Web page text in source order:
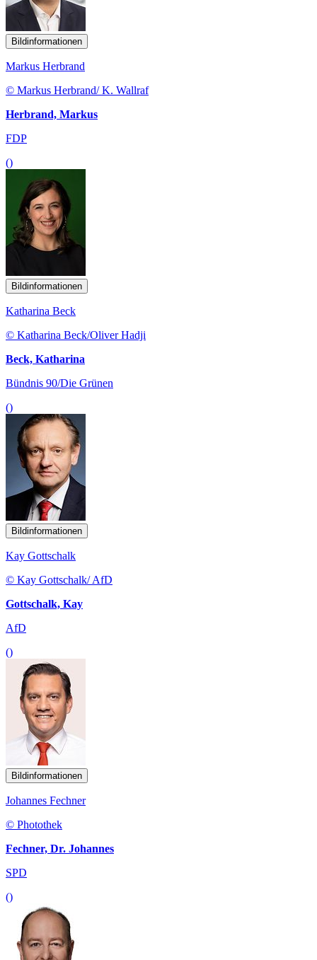
Bildinformationen
Markus Herbrand
© Markus Herbrand/ K. Wallraf
Herbrand, Markus
FDP
()
Bildinformationen
Katharina Beck
© Katharina Beck/Oliver Hadji
Beck, Katharina
Bündnis 90/Die Grünen
()
Bildinformationen
Kay Gottschalk
© Kay Gottschalk/ AfD
Gottschalk, Kay
AfD
()
Bildinformationen
Johannes Fechner
© Photothek
Fechner, Dr. Johannes
SPD
()